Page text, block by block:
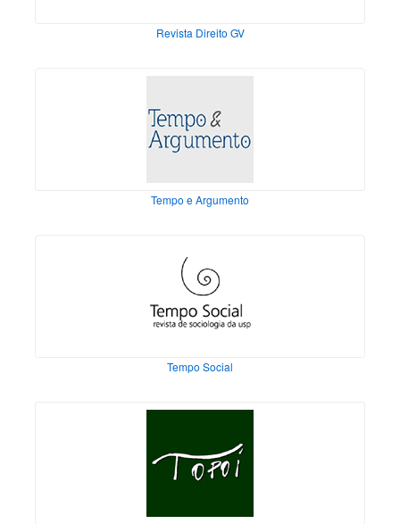
Revista Direito GV
Tempo e Argumento
Tempo Social